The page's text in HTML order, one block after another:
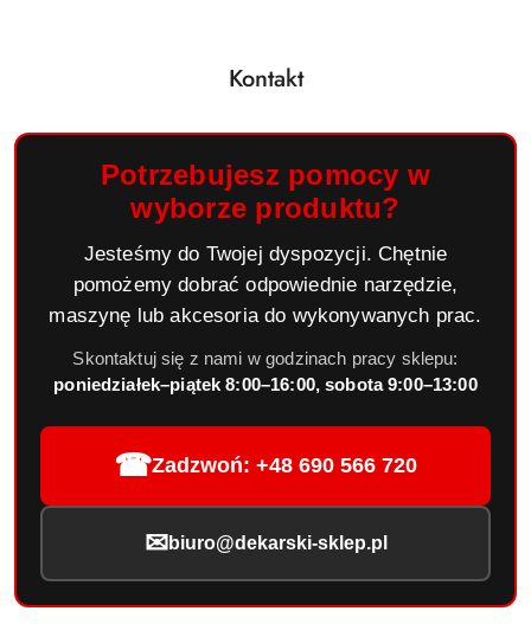
Kontakt
Potrzebujesz pomocy w
wyborze produktu?
Jesteśmy do Twojej dyspozycji. Chętnie
pomożemy dobrać odpowiednie narzędzie,
maszynę lub akcesoria do wykonywanych prac.
Skontaktuj się z nami w godzinach pracy sklepu:
poniedziałek–piątek 8:00–16:00, sobota 9:00–13:00
☎Zadzwoń: +48 690 566 720
✉ biuro@dekarski-sklep.pl